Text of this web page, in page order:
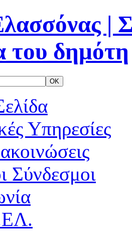
Υπηρεσίες
Σύνδεσμοι